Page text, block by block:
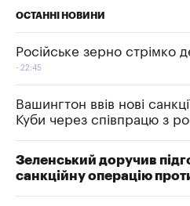
ОСТАННІ НОВИНИ
Російське зерно стрімко
22:45
Вашингтон ввів нові
Куби через співпрацю з
Зеленський доручив
санкційну операцію